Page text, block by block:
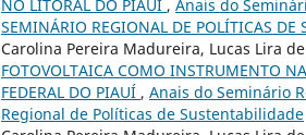
NO LITORAL DO PIAUÍ , Anais do
SEMINÁRIO REGIONAL DE POLÍTICAS DE
Carolina Pereira Madureira, Lucas Lira
FOTOVOLTAICA COMO INSTRUMENTO
FEDERAL DO PIAUÍ , Anais do Seminário
Regional de Políticas de Sustentabilidade